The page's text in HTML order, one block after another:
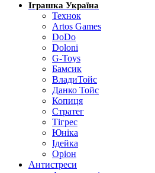
Іграшка Україна
Технок
Artos Games
DoDo
Doloni
G-Toys
Бамсик
ВладиТойс
Данко Тойс
Копиця
Стратег
Тігрес
Юніка
Ідейка
Оріон
Антистреси